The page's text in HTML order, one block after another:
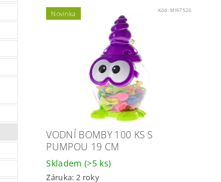
Novinka Kód:MI97526
VODNÍ BOMBY 100 KS S
PUMPOU 19 CM
Skladem (>5 ks)
Záruka: 2 roky